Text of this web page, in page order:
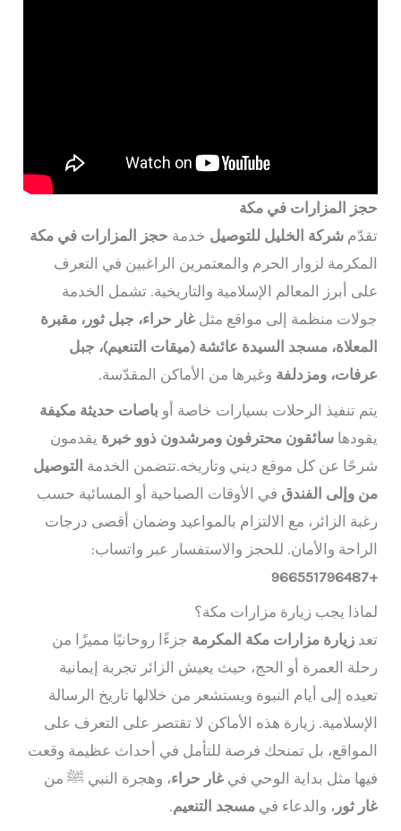
حجز المزارات في مكة
تقدّمشركة الخليل للتوصيل خدمة حجز المزارات في مكة
المكرمة لزوار الحرم والمعتمرين الراغبين في التعرف
على أبرز المعالم الإسلامية والتاريخية. تشمل الخدمة
جولات منظمة إلى مواقع مثلغار حراء، جبل ثور، مقبرة
المعلاة، مسجد السيدة عائشة (ميقات التنعيم)، جبل
عرفات، ومزدلفة وغيرها من الأماكن المقدّسة.
يتم تنفيذ الرحلات بسيارات خاصة أو باصات حديثة مكيفة
يقودهاسائقون محترفون ومرشدون ذوو خبرة يقدمون
شرحًا عن كل موقع ديني وتاريخه.تتضمن الخدمة التوصيل
من وإلى الفندق في الأوقات الصباحية أو المسائية حسب
رغبة الزائر، مع الالتزام بالمواعيد وضمان أقصى درجات
الراحة والأمان. للحجز والاستفسار عبر واتساب:
+966551796487
لماذا يجب زيارة مزارات مكة؟
تعدزيارة مزارات مكة المكرمة جزءًا روحانيًا مميزًا من
رحلة العمرة أو الحج، حيث يعيش الزائر تجربة إيمانية
تعيده إلى أيام النبوة ويستشعر من خلالها تاريخ الرسالة
الإسلامية. زيارة هذه الأماكن لا تقتصر على التعرف على
المواقع، بل تمنحك فرصة للتأمل في أحداث عظيمة وقعت
فيها مثل بداية الوحي فيغار حراء، وهجرة النبي ﷺ من
غار ثور ، والدعاء فيمسجد التنعيم.